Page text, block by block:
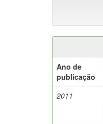
Ano de
publicação
2011